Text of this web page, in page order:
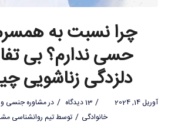
چرا نسبت به
حسی ندارم؟ بی
دلزدگی زناشویی
آوریل 14, 2024 / 13 دیدگاه / درمشاوره جنسی و
خانوادگی / توسطتیم روانشناسی